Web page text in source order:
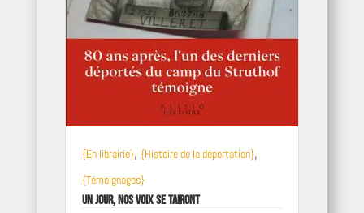
{En librairie}, {Histoire de la déportation},
{Témoignages}
Un jour, nos voix se tairont